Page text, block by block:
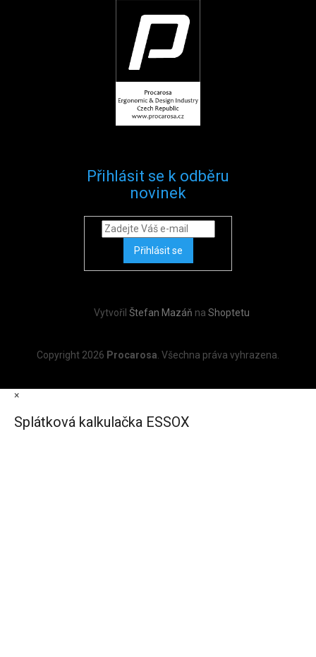
Přihlásit se k odběru
novinek
Přihlásit se
Vytvořil Štefan Mazáň na Shoptetu
Copyright 2026 Procarosa . Všechna práva vyhrazena.
×
Splátková kalkulačka ESSOX